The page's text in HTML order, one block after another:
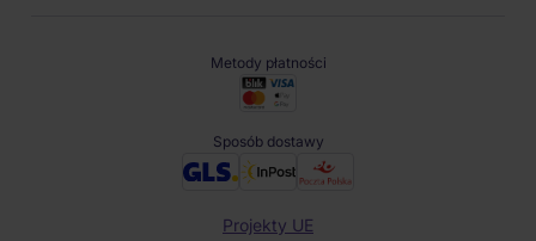
Metody płatności
Sposób dostawy
Projekty UE